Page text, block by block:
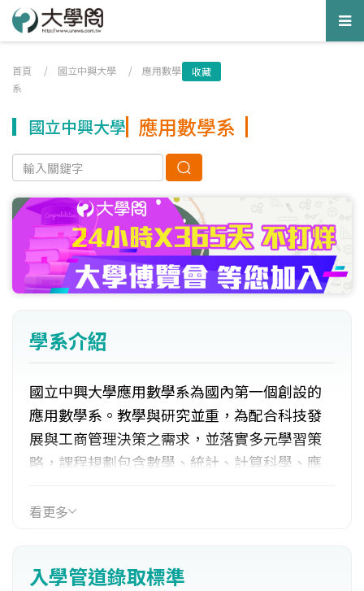
首頁 / 國立中興大學 / 應用數學
系
收藏
國立中興大學 應用數學系
學系介紹
國立中興大學應用數學系為國內第一個創設的
應用數學系。教學與研究並重，為配合科技發
展與工商管理決策之需求，並落實多元學習策
略，課程規劃包含數學、統計、計算科學、應
訓練之外，亦著重於應用數學模式之建立與解
之數學人才。
看更多
入學管道錄取標準